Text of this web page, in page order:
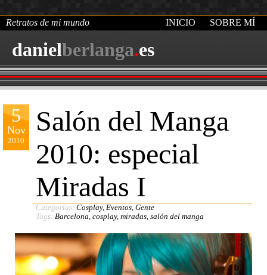
danielberlanga.es
Retratos de mi mundo INICIO SOBRE MÍ
Salón del Manga
2010: especial
Miradas I
5
Nov
2010
Categorías: Cosplay, Eventos, Gente
Tags: Barcelona, cosplay, miradas, salón del manga